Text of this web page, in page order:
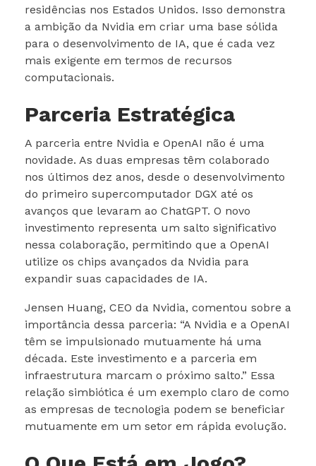
residências nos Estados Unidos. Isso demonstra
a ambição da Nvidia em criar uma base sólida
para o desenvolvimento de IA, que é cada vez
mais exigente em termos de recursos
computacionais.
Parceria Estratégica
A parceria entre Nvidia e OpenAI não é uma
novidade. As duas empresas têm colaborado
nos últimos dez anos, desde o desenvolvimento
do primeiro supercomputador DGX até os
avanços que levaram ao ChatGPT. O novo
investimento representa um salto significativo
nessa colaboração, permitindo que a OpenAI
utilize os chips avançados da Nvidia para
expandir suas capacidades de IA.
Jensen Huang, CEO da Nvidia, comentou sobre a
importância dessa parceria: “A Nvidia e a OpenAI
têm se impulsionado mutuamente há uma
década. Este investimento e a parceria em
infraestrutura marcam o próximo salto.” Essa
relação simbiótica é um exemplo claro de como
as empresas de tecnologia podem se beneficiar
mutuamente em um setor em rápida evolução.